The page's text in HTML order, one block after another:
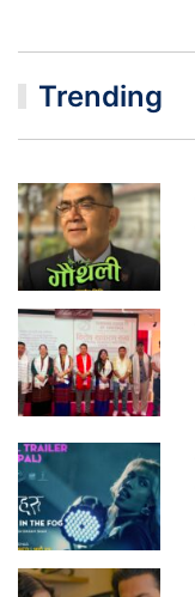
Trending